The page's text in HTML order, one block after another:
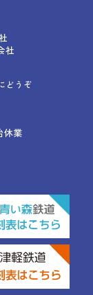
社
どうぞ
休業